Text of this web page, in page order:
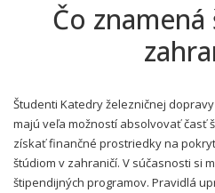
Čo
Študenti Katedry železničnej
majú veľa možností absolvovať časť
získať finančné prostriedky na
štúdiom v zahraničí. V súčasnosti si
štipendijných programov. Pravidlá